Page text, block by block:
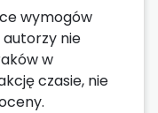
wymogów
nie
w
czasie, nie